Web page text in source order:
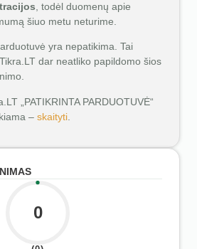
, todėl duomenų apie
šiuo metu neturime.
yra nepatikima. Tai
dar neatliko papildomo šios
„PATIKRINTA PARDUOTUVĖ“
– skaityti
0